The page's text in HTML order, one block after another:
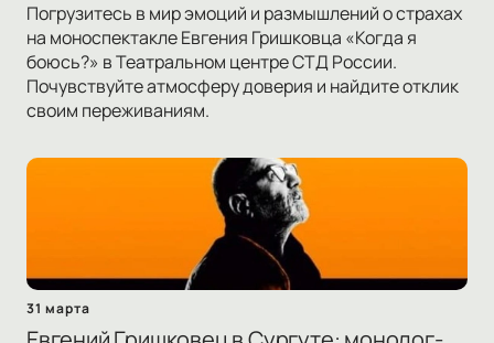
Погрузитесь в мир эмоций и размышлений о страхах
на моноспектакле Евгения Гришковца «Когда я
боюсь?» в Театральном центре СТД России.
Почувствуйте атмосферу доверия и найдите отклик
своим переживаниям.
31 марта